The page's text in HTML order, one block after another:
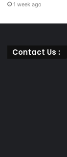
1 week ago
Contact Us :